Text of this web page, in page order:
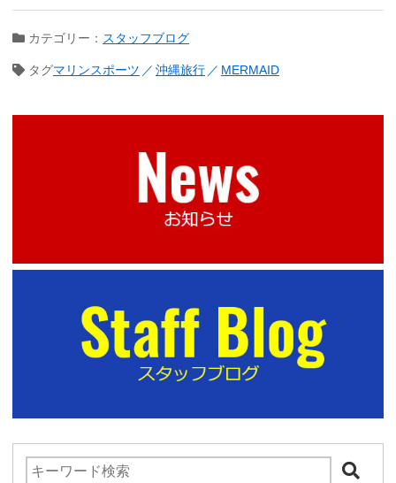
カテゴリー： スタッフブログ
タグマリンスポーツ 沖縄旅行 MERMAID